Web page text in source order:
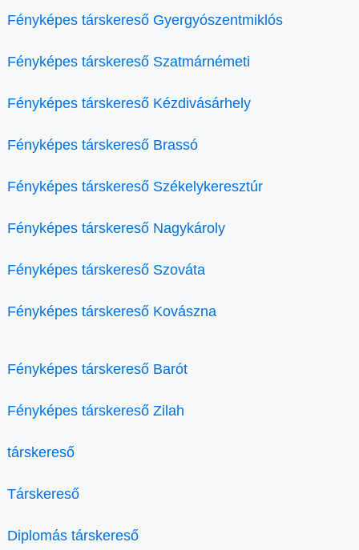
Fényképes társkereső Gyergyószentmiklós
Fényképes társkereső Szatmárnémeti
Fényképes társkereső Kézdivásárhely
Fényképes társkereső Brassó
Fényképes társkereső Székelykeresztúr
Fényképes társkereső Nagykároly
Fényképes társkereső Szováta
Fényképes társkereső Kovászna
Fényképes társkereső Barót
Fényképes társkereső Zilah
társkereső
Társkereső
Diplomás társkereső